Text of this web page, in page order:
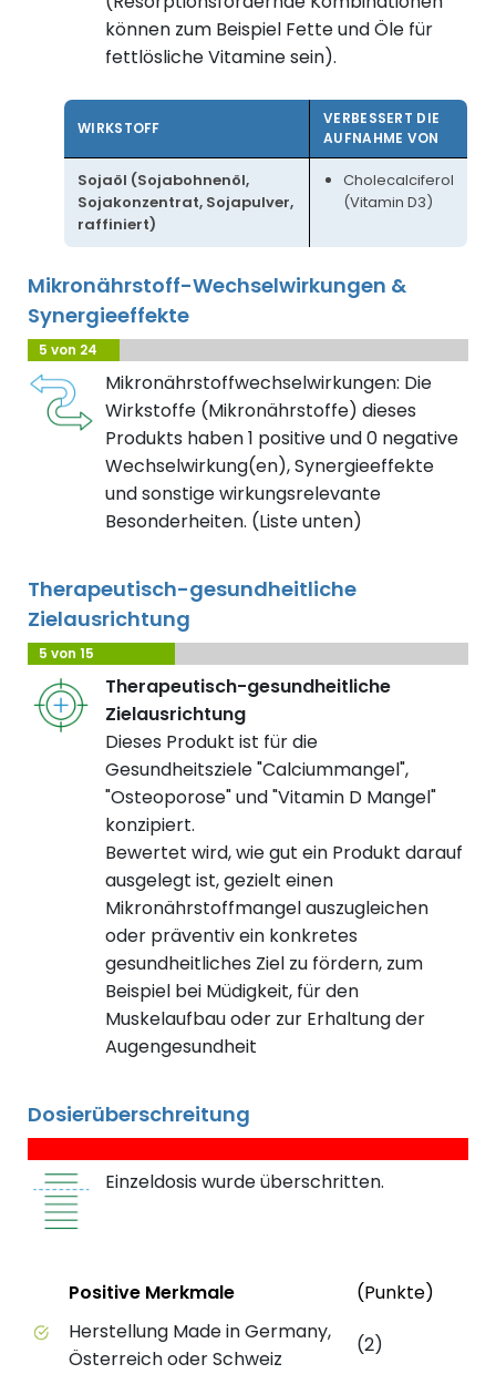
können zum Beispiel Fette und Öle für
fettlösliche Vitamine sein).
WIRKSTOFF
VERBESSERT DIE
AUFNAHME VON
Sojaöl (Sojabohnenöl,
Sojakonzentrat, Sojapulver,
raffiniert)
Cholecalciferol
(Vitamin D3)
Mikronährstoff-Wechselwirkungen &
Synergieeffekte
5 von 24
Mikronährstoffwechselwirkungen: Die
Wirkstoffe (Mikronährstoffe) dieses
Produkts haben 1 positive und 0 negative
Wechselwirkung(en), Synergieeffekte
und sonstige wirkungsrelevante
Besonderheiten. (Liste unten)
Therapeutisch-gesundheitliche
Zielausrichtung
5 von 15
Therapeutisch-gesundheitliche
Zielausrichtung
Dieses Produkt ist für die
Gesundheitsziele "Calciummangel",
"Osteoporose" und "Vitamin D Mangel"
konzipiert.
Bewertet wird, wie gut ein Produkt darauf
ausgelegt ist, gezielt einen
Mikronährstoffmangel auszugleichen
oder präventiv ein konkretes
gesundheitliches Ziel zu fördern, zum
Beispiel bei Müdigkeit, für den
Muskelaufbau oder zur Erhaltung der
Augengesundheit
Dosierüberschreitung
Einzeldosis wurde überschritten.
Positive Merkmale des Produkts mit
StatusPositive Merkmale (Punkte)
Herstellung Made in Germany,
Österreich oder Schweiz
(2)